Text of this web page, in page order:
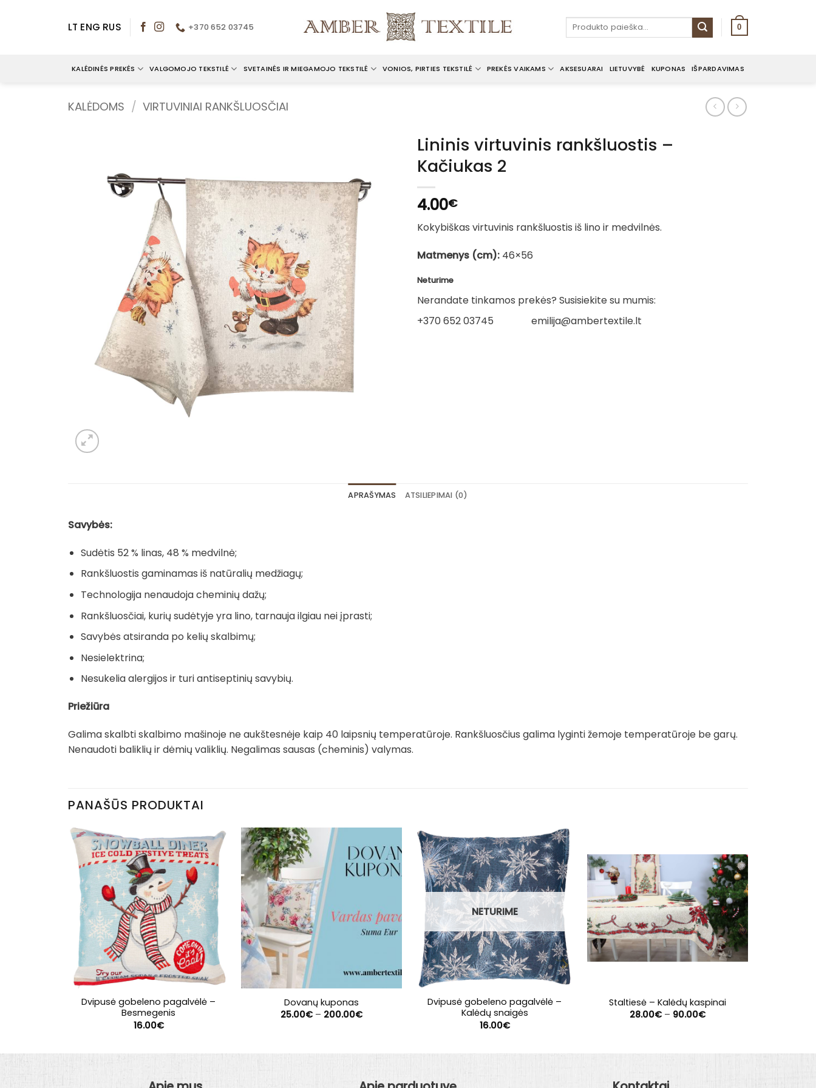
LT ENG RUS +370 652 03745 Ieškoti: 0
KALĖDINĖS PREKĖS VALGOMOJO TEKSTILĖ SVETAINĖS IR MIEGAMOJO TEKSTILĖ VONIOS, PIRTIES TEKSTILĖ PREKĖS VAIKAMS AKSESUARAI LIETUVYBĖ KUPONAS IŠPARDAVIMAS
KALĖDOMS / VIRTUVINIAI RANKŠLUOSČIAI
Lininis virtuvinis rankšluostis –
Kačiukas 2
4.00€
Kokybiškas virtuvinis rankšluostis iš lino ir medvilnės.
Matmenys (cm): 46×56
Neturime
Nerandate tinkamos prekės? Susisiekite su mumis:
+370 652 03745
emilija@ambertextile.lt
APRAŠYMAS ATSILIEPIMAI (0)
Savybės:
Sudėtis 52 % linas, 48 % medvilnė;
Rankšluostis gaminamas iš natūralių medžiagų;
Technologija nenaudoja cheminių dažų;
Rankšluosčiai, kurių sudėtyje yra lino, tarnauja ilgiau nei įprasti;
Savybės atsiranda po kelių skalbimų;
Nesielektrina;
Nesukelia alergijos ir turi antiseptinių savybių.
Priežiūra
Galima skalbti skalbimo mašinoje ne aukštesnėje kaip 40 laipsnių temperatūroje. Rankšluosčius galima lyginti žemoje temperatūroje be garų.
Nenaudoti baliklių ir dėmių valiklių. Negalimas sausas (cheminis) valymas.
PANAŠŪS PRODUKTAI
Dvipusė gobeleno pagalvėlė –
Besmegenis
16.00€
Dovanų kuponas
25.00€ – 200.00€Price
NETURIME
Dvipusė gobeleno pagalvėlė –
Kalėdų snaigės
16.00€
Staltiesė – Kalėdų kaspinai
28.00€ – 90.00€Price